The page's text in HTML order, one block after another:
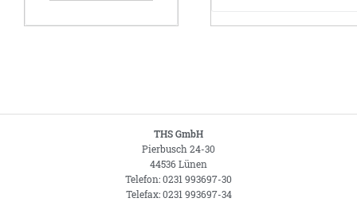
THS GmbH
Pierbusch 24-30
44536 Lünen
Telefon: 0231 993697-30
Telefax: 0231 993697-34